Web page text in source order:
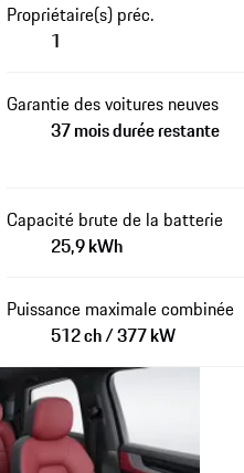
Propriétaire(s) préc.
1
Garantie des voitures neuves
37 mois durée restante
Capacité brute de la batterie
25,9 kWh
Puissance maximale combinée
512 ch / 377 kW